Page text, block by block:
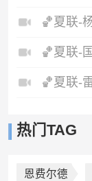
热门TAG
恩费尔德